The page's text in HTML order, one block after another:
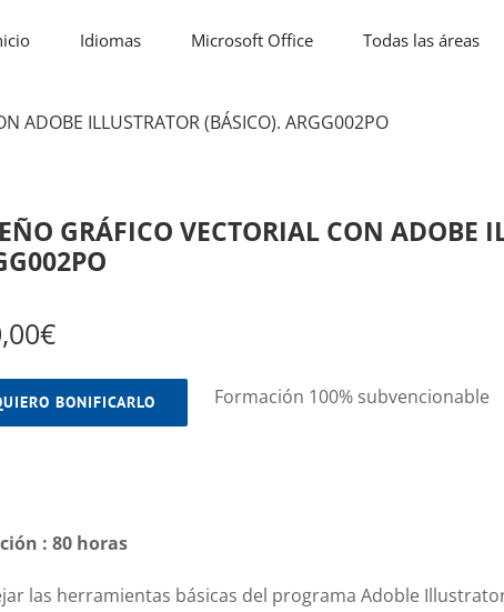
Idiomas Microsoft Office Todas las áreas
ADOBE ILLUSTRATOR (BÁSICO). ARGG002PO
GRÁFICO VECTORIAL CON ADOBE
€
BONIFICARLO Formación 100% subvencionable
: 80 horas
las herramientas básicas del programa Adoble